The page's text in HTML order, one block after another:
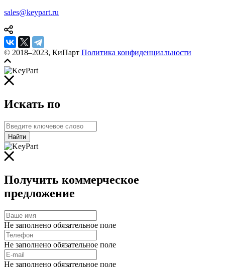
sales@keypart.ru
© 2018–2023, КиПарт Политика конфиденциальности
Искать по
Найти
Получить коммерческое
предложение
Не заполнено обязательное поле
Не заполнено обязательное поле
Не заполнено обязательное поле